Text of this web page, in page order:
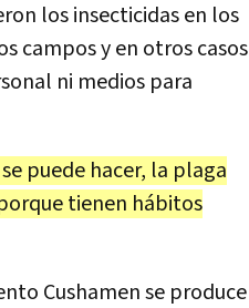
los insecticidas en los
campos y en otros casos
ni medios para
puede hacer, la plaga
tienen hábitos
Cushamen se produce